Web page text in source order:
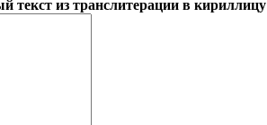
текст из транслитерации в кириллицу